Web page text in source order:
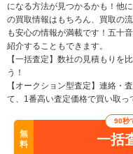
になる方法が見つかるかも！他
の買取情報はもちろん、買取の
も安心の情報が満載です！五十
紹介することもできます。
【一括査定】数社の見積もりを
う！
【オークション型査定】連絡・
て、1番高い査定価格で買い取っ
無
料
90秒
一括